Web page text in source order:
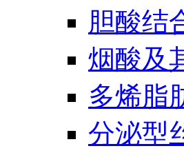
胆酸结
烟酸及
多烯脂
分泌型